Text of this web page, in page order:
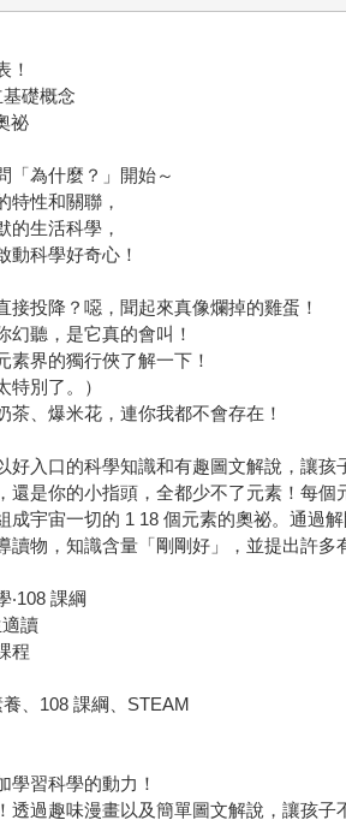
！
礎概念
祕
「為什麼？」開始～
特性和關聯，
的生活科學，
動科學好奇心！
投降？噁，聞起來真像爛掉的雞蛋！
聽，是它真的會叫！
界的獨行俠了解一下！
特別了。）
、爆米花，連你我都不會存在！
好入口的科學知識和有趣圖文解說，讓
還是你的小指頭，全都少不了元素！每
成宇宙一切的 1 18 個元素的奧祕。通過
讀物，知識含量「剛剛好」，並提出許多
‧108 課綱
讀
程
、108 課綱、STEAM
習科學的動力！
透過趣味漫畫以及簡單圖文解說，讓孩子